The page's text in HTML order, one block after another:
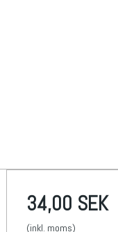
34,00 SEK
(inkl. moms)